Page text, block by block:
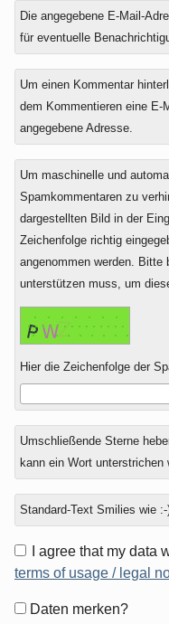
Antwort
zu
Die angegebene E-Mail-
für eventuelle
Um einen Kommentar
dem Kommentieren eine E-
angegebene Adresse.
Um maschinelle und
Spamkommentaren zu
dargestellten Bild in der
Zeichenfolge richtig
angenommen werden.
unterstützen muss, um
Hier die Zeichenfolge der
Umschließende Sterne
kann ein Wort unterstrichen
Standard-Text Smilies wie
I agree that my data
terms of usage / legal
Formular-
Daten merken?